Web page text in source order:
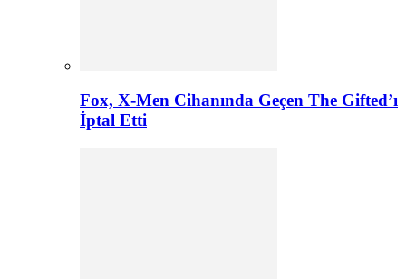
Fox, X-Men Cihanında Geçen The Gifted’ı
İptal Etti